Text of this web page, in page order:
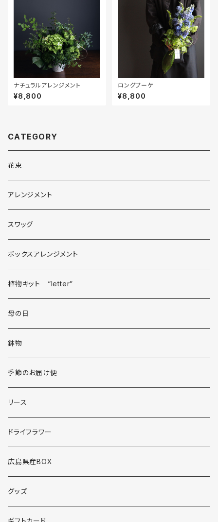
ナチュラルアレンジメント
¥8,800
ロングブーケ
¥8,800
CATEGORY
花束
アレンジメント
スワッグ
ボックスアレンジメント
植物キット “letter”
母の日
鉢物
季節のお届け便
リース
ドライフラワー
広島県産BOX
グッズ